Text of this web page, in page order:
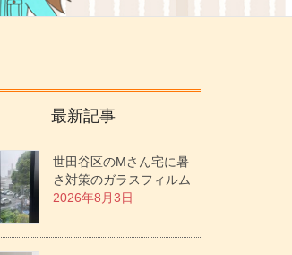
最新記事
世田谷区のMさん宅に暑
さ対策のガラスフィルム
2026年8月3日